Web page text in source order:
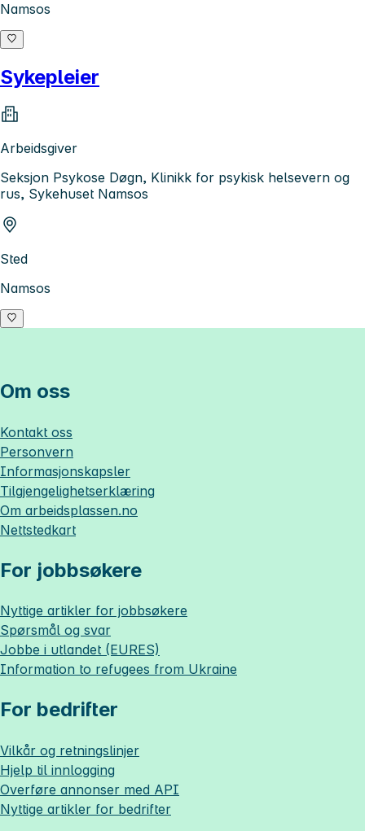
Namsos
Sykepleier
Arbeidsgiver
Seksjon Psykose Døgn, Klinikk for psykisk helsevern og
rus, Sykehuset Namsos
Sted
Namsos
Om oss
Kontakt oss
Personvern
Informasjonskapsler
Tilgjengelighetserklæring
Om arbeidsplassen.no
Nettstedkart
For jobbsøkere
Nyttige artikler for jobbsøkere
Spørsmål og svar
Jobbe i utlandet (EURES)
Information to refugees from Ukraine
For bedrifter
Vilkår og retningslinjer
Hjelp til innlogging
Overføre annonser med API
Nyttige artikler for bedrifter